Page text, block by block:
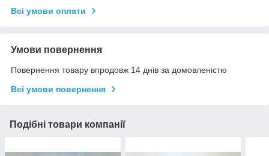
Всі умови оплати
Умови повернення
Повернення товару впродовж 14 днів за домовленістю
Всі умови повернення
Подібні товари компанії